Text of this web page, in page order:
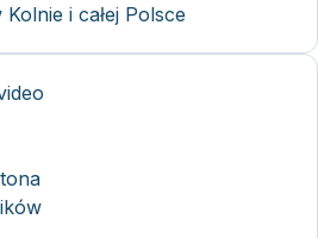
i całej Polsce